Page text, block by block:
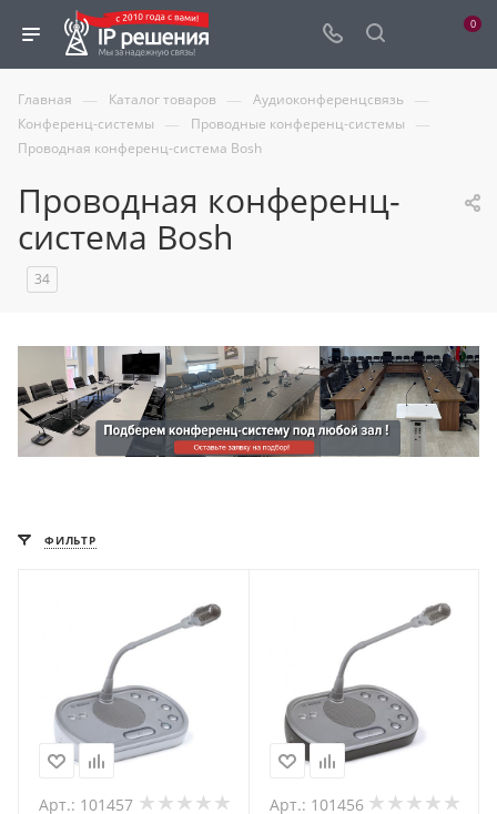
0
Главная — Каталог товаров — Аудиоконференцсвязь —
Конференц-системы — Проводные конференц-системы —
Проводная конференц-система Bosh
Проводная конференц-
система Bosh
34
ФИЛЬТР
Арт.: 101457 Арт.: 101456